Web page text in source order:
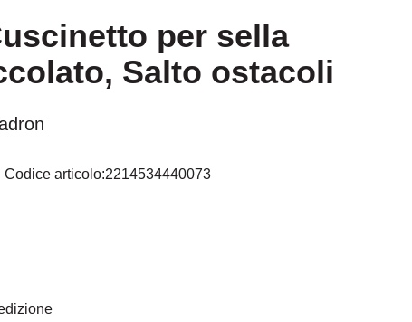
per sella
Salto ostacoli
Codice articolo:2214534440073